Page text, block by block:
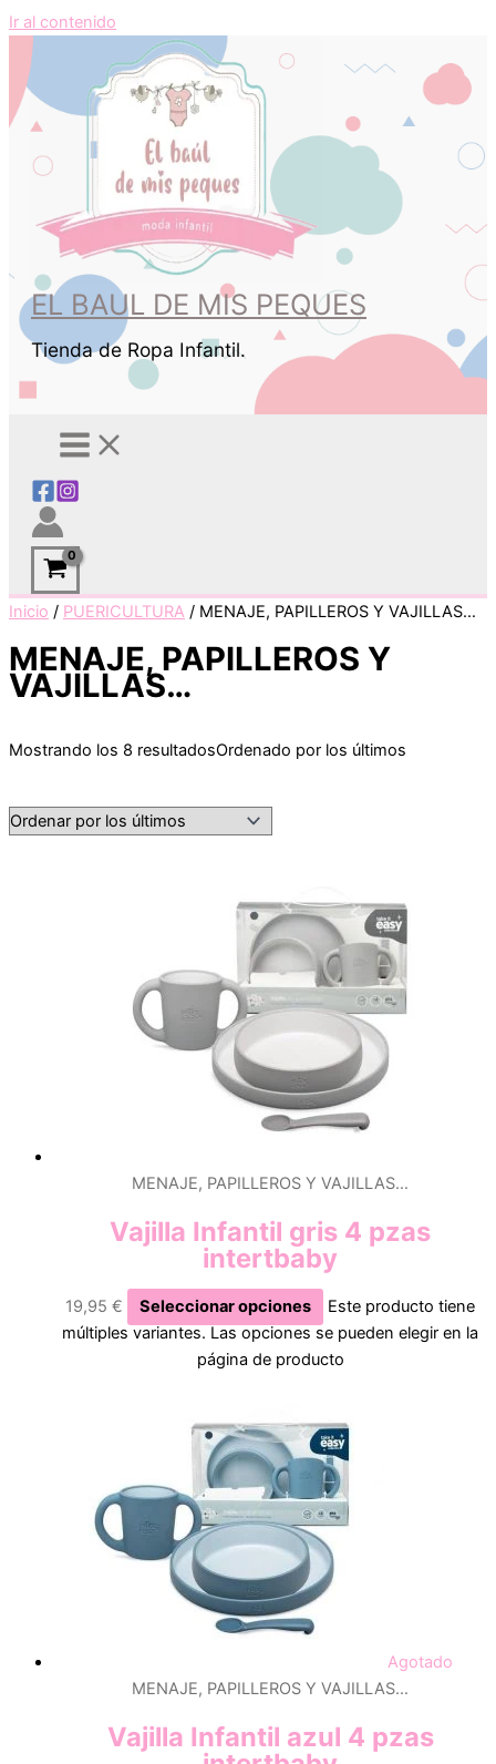
Ir al contenido
EL BAUL DE MIS PEQUES
Tienda de Ropa Infantil.
Inicio / PUERICULTURA / MENAJE, PAPILLEROS Y VAJILLAS…
MENAJE, PAPILLEROS Y
VAJILLAS…
Mostrando los 8 resultadosOrdenado por los últimos
MENAJE, PAPILLEROS Y VAJILLAS…
Vajilla Infantil gris 4 pzas
intertbaby
19,95€ Seleccionar opciones
Este producto tiene
múltiples variantes. Las opciones se pueden elegir en la
página de producto
Agotado
MENAJE, PAPILLEROS Y VAJILLAS…
Vajilla Infantil azul 4 pzas